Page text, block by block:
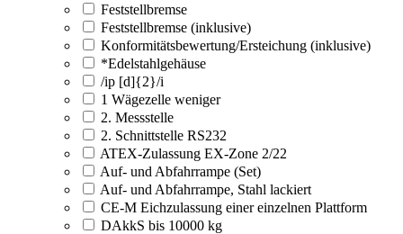
Feststellbremse
Feststellbremse (inklusive)
Konformitätsbewertung/Ersteichung (inklusive)
*Edelstahlgehäuse
/ip [d]{2}/i
1 Wägezelle weniger
2. Messstelle
2. Schnittstelle RS232
ATEX-Zulassung EX-Zone 2/22
Auf- und Abfahrrampe (Set)
Auf- und Abfahrrampe, Stahl lackiert
CE-M Eichzulassung einer einzelnen Plattform
DAkkS bis 10000 kg